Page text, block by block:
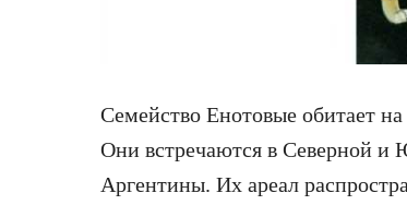
Семейство Енотовые обитает
Они встречаются в Северной
Аргентины. Их ареал